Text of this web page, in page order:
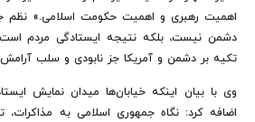
اهمیت رهبری و اهمیت حکومت اسلامی.» نظم
دشمن نیست، بلکه نتیجه ایستادگی مردم
تکیه بر دشمن و آمریکا جز نابودی و سلب
وی با بیان اینکه خیابان‌ها میدان نمایش
اضافه کرد: نگاه جمهوری اسلامی به